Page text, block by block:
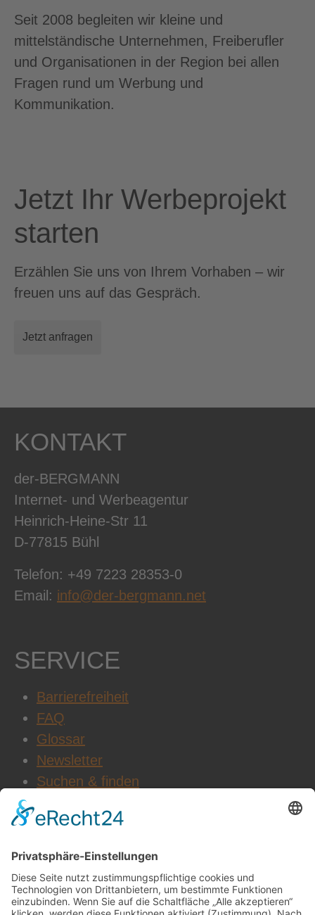
Seit 2008 begleiten wir kleine und
mittelständische Unternehmen, Freiberufler
und Organisationen in der Region bei allen
Fragen rund um Werbung und
Kommunikation.
Jetzt Ihr Werbeprojekt
starten
Erzählen Sie uns von Ihrem Vorhaben – wir
freuen uns auf das Gespräch.
Jetzt anfragen
KONTAKT
der-BERGMANN
Internet- und Werbeagentur
Heinrich-Heine-Str 11
D-77815 Bühl
Telefon: +49 7223 28353-0
Email: info@der-bergmann.net
SERVICE
Barrierefreiheit
FAQ
Glossar
Newsletter
Suchen & finden
WEITERE INFOS
Datenschutz
Impressum